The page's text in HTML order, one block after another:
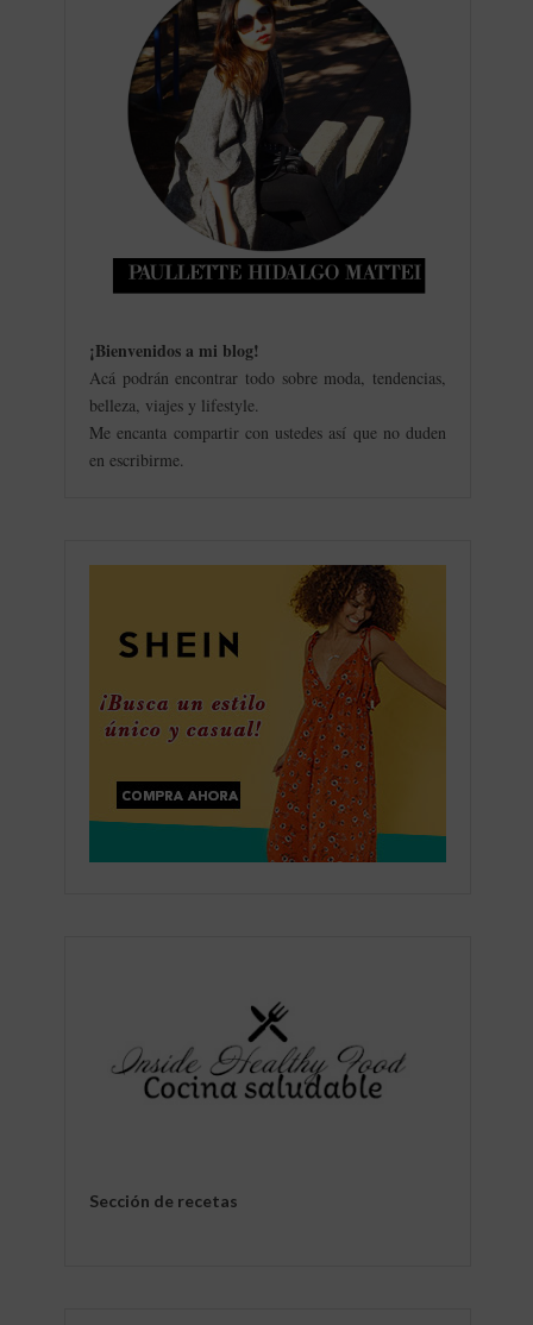
¡Bienvenidos a mi blog!
Acá podrán encontrar todo sobre moda, tendencias,
belleza, viajes y lifestyle.
Me encanta compartir con ustedes así que no duden
en escribirme.
Sección de recetas